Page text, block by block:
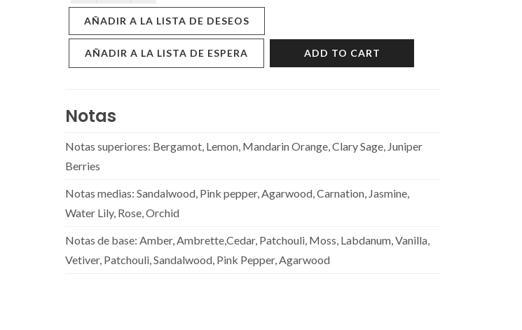
AÑADIR A LA LISTA DE DESEOS
AÑADIR A LA LISTA DE ESPERA ADD TO CART
Notas
Notas superiores: Bergamot, Lemon, Mandarin Orange, Clary Sage, Juniper
Berries
Notas medias: Sandalwood, Pink pepper, Agarwood, Carnation, Jasmine,
Water Lily, Rose, Orchid
Notas de base: Amber, Ambrette,Cedar, Patchouli, Moss, Labdanum, Vanilla,
Vetiver, Patchouli, Sandalwood, Pink Pepper, Agarwood